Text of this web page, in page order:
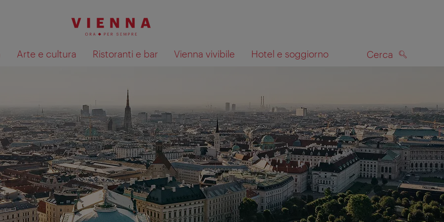
Arte e cultura Ristoranti e bar Vienna vivibile Hotel e soggiorno Cerca